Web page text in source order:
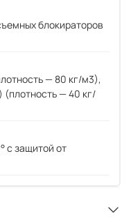
блокираторов
— 80 кг/м3),
(плотность — 40 кг/
с защитой от